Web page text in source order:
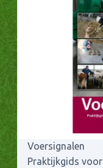
Voersignalen
Praktijkgids